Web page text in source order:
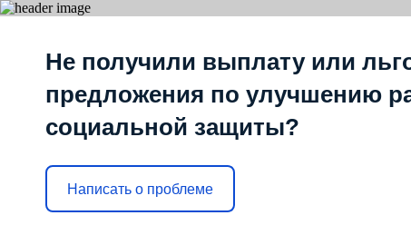
Не получили выплату или
предложения по улучшению
социальной защиты?
Написать о проблеме